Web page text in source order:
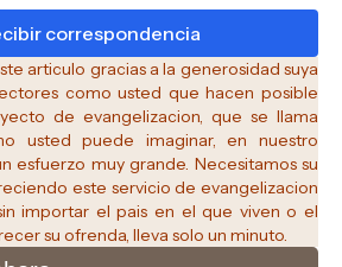
articulo gracias a la generosidad suya
como usted que hacen posible
de evangelizacion, que se llama
usted puede imaginar, en nuestro
esfuerzo muy grande. Necesitamos su
este servicio de evangelizacion
importar el pais en el que viven o el
su ofrenda, lleva solo un minuto.